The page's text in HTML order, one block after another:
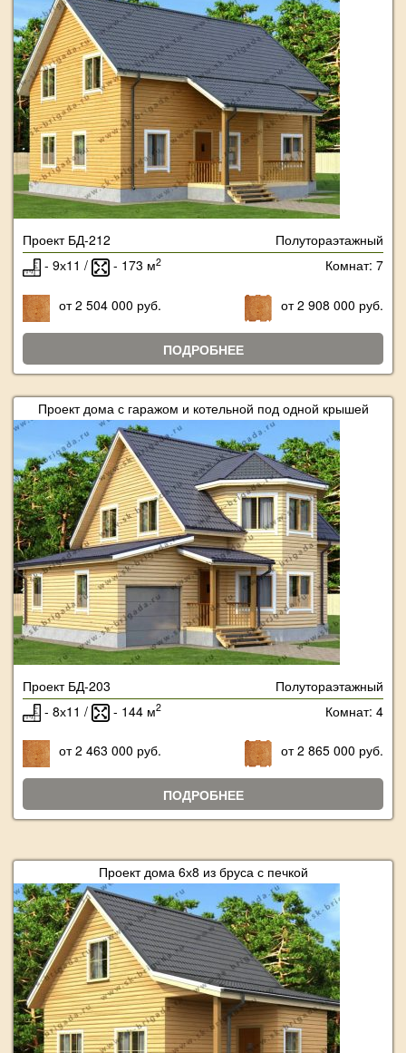
Проект БД-212
Полутораэтажный
- 9х11 /
- 173 м2 Комнат: 7
от 2 504 000 руб. от 2 908 000 руб.
ПОДРОБНЕЕ
Проект дома с гаражом и котельной под одной крышей
Проект БД-203
Полутораэтажный
- 8х11 /
- 144 м2 Комнат: 4
от 2 463 000 руб. от 2 865 000 руб.
ПОДРОБНЕЕ
Проект дома 6х8 из бруса с печкой